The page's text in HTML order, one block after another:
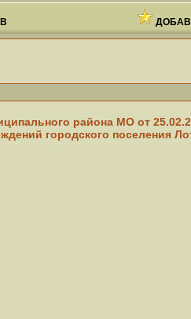
района МО от
городского поселения